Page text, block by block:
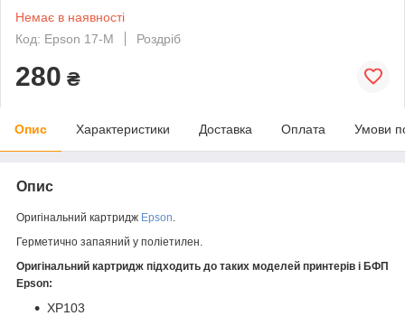
Немає в наявності
Код: Epson 17-M
Роздріб
280 ₴
Опис Характеристики Доставка Оплата Умови
Опис
Оригінальний картридж Epson
Герметично запаяний у поліетилен.
Оригінальний картридж підходить до таких моделей принтерів і БФП
Epson:
XP103